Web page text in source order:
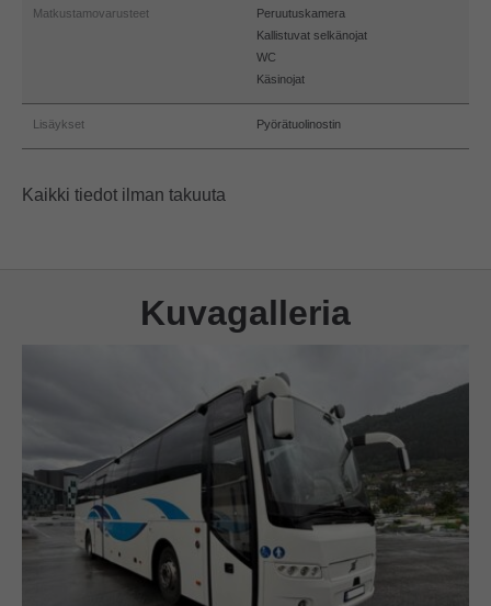
Matkustamovarusteet
Peruutuskamera
Kallistuvat selkänojat
WC
Käsinojat
Lisäykset Pyörätuolinostin
Kaikki tiedot ilman takuuta
Kuvagalleria